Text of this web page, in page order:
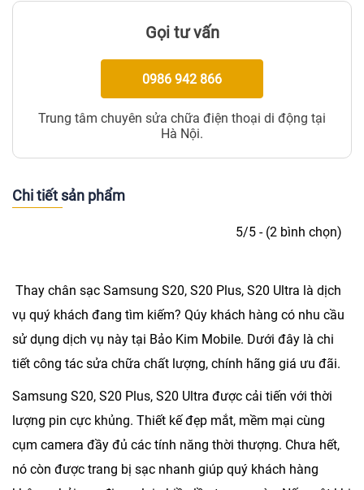
Gọi tư vấn
0986 942 866
Trung tâm chuyên sửa chữa điện thoại di động tại
Hà Nội.
Chi tiết sản phẩm
5/5 - (2 bình chọn)
Thay chân sạc Samsung S20, S20 Plus, S20 Ultra là dịch
vụ quý khách đang tìm kiếm? Qúy khách hàng có nhu cầu
sử dụng dịch vụ này tại Bảo Kim Mobile. Dưới đây là chi
tiết công tác sửa chữa chất lượng, chính hãng giá ưu đãi.
Samsung S20, S20 Plus, S20 Ultra được cải tiến với thời
lượng pin cực khủng. Thiết kế đẹp mắt, mềm mại cùng
cụm camera đầy đủ các tính năng thời thượng. Chưa hết,
nó còn được trang bị sạc nhanh giúp quý khách hàng